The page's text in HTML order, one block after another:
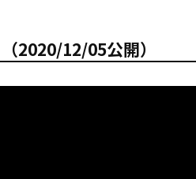
2020/12/05公開）